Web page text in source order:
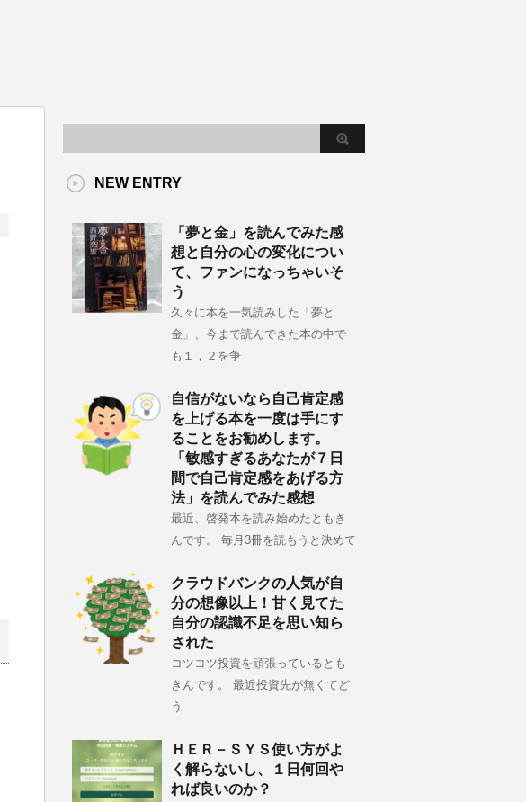
NEW ENTRY
「夢と金」を読んでみた感
想と自分の心の変化につい
て、ファンになっちゃいそ
う
久々に本を一気読みした「夢と
金」、今まで読んできた本の中で
も１，２を争
自信がないなら自己肯定感
を上げる本を一度は手にす
ることをお勧めします。
「敏感すぎるあなたが７日
間で自己肯定感をあげる方
法」を読んでみた感想
最近、啓発本を読み始めたともき
んです。 毎月3冊を読もうと決めて
クラウドバンクの人気が自
分の想像以上！甘く見てた
自分の認識不足を思い知ら
された
コツコツ投資を頑張っているとも
きんです。 最近投資先が無くてど
う
ＨＥＲ－ＳＹＳ使い方がよ
く解らないし、１日何回や
れば良いのか？